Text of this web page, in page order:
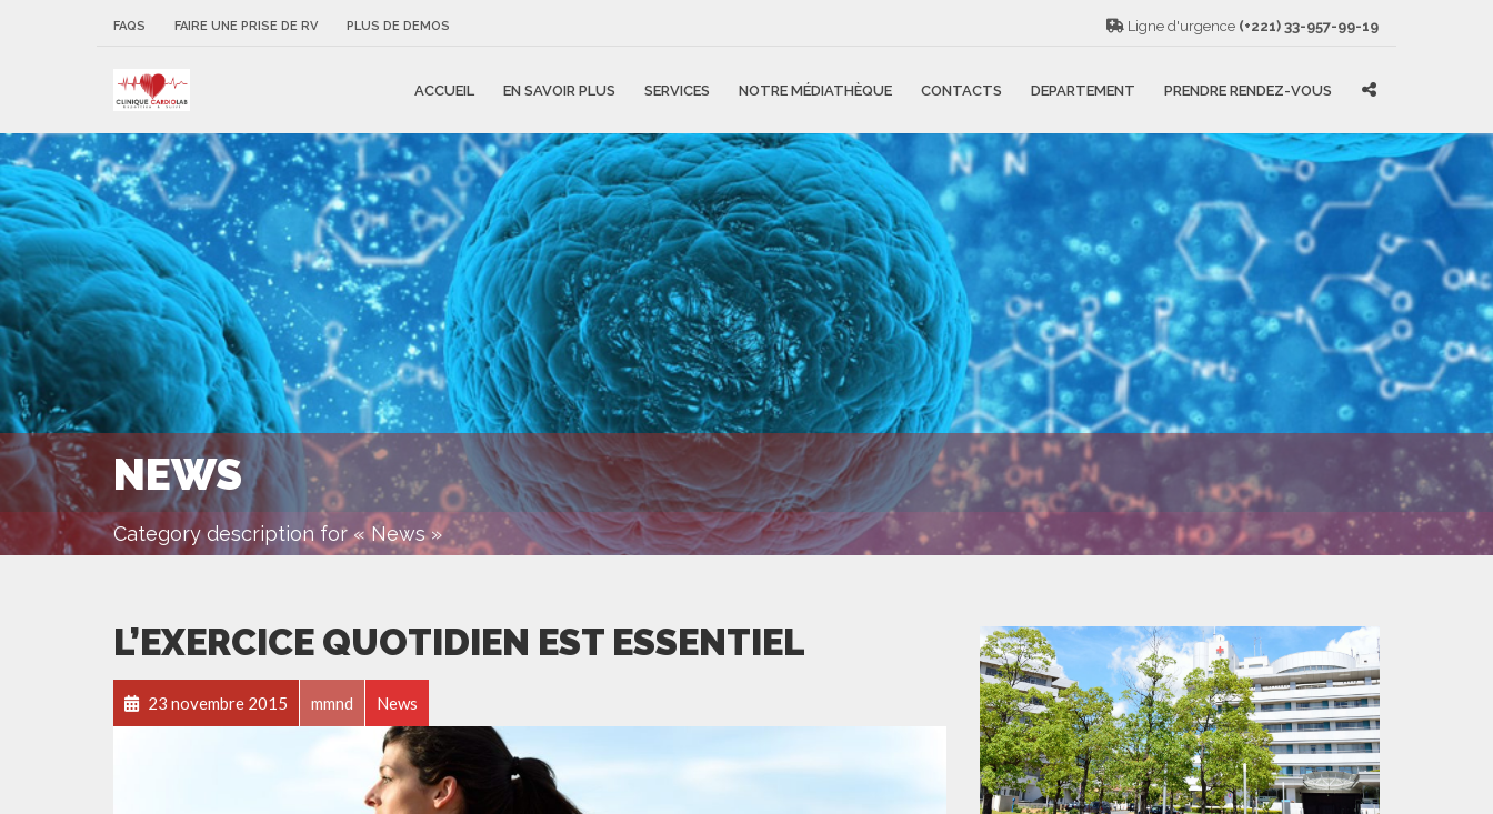
FAQS FAIRE UNE PRISE DE RV PLUS DE DEMOS Ligne d'urgence (+221) 33-957-99-19
ACCUEIL EN SAVOIR PLUS SERVICES NOTRE MÉDIATHÈQUE CONTACTS DEPARTEMENT PRENDRE RENDEZ-VOUS
NEWS
Category description for « News »
L’EXERCICE QUOTIDIEN EST ESSENTIEL
23 novembre 2015 mmnd News